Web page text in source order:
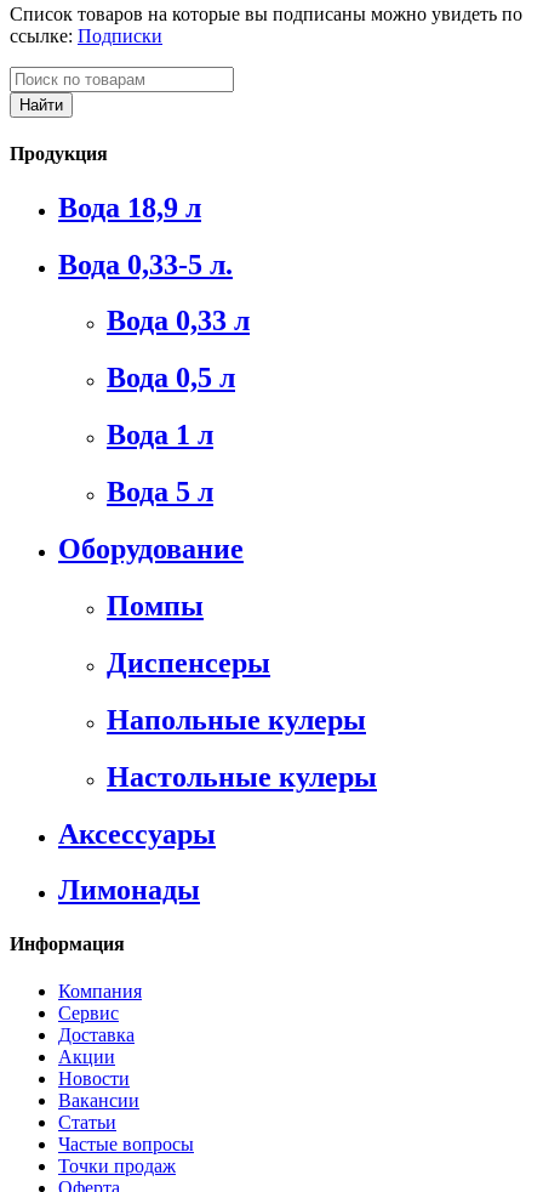
Список товаров на которые вы подписаны можно увидеть по
ссылке: Подписки
Продукция
Вода 18,9 л
Вода 0,33-5 л.
Вода 0,33 л
Вода 0,5 л
Вода 1 л
Вода 5 л
Оборудование
Помпы
Диспенсеры
Напольные кулеры
Настольные кулеры
Аксессуары
Лимонады
Информация
Компания
Сервис
Доставка
Акции
Новости
Вакансии
Статьи
Частые вопросы
Точки продаж
Оферта